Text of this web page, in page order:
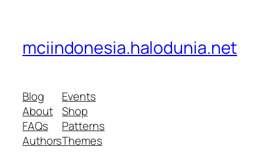
mciindonesia.halodunia.net
Blog
About
FAQs
Authors
Events
Shop
Patterns
Themes